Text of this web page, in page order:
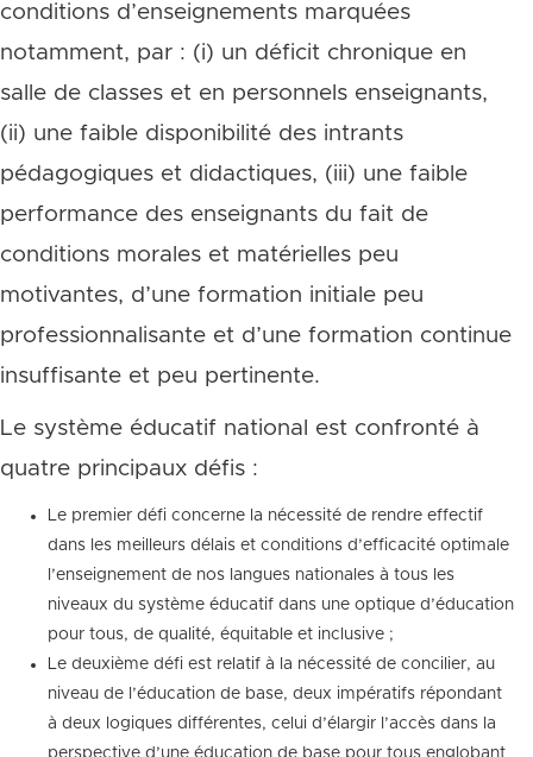
conditions d’enseignements marquées
notamment, par : (i) un déficit chronique en
salle de classes et en personnels enseignants,
(ii) une faible disponibilité des intrants
pédagogiques et didactiques, (iii) une faible
performance des enseignants du fait de
conditions morales et matérielles peu
motivantes, d’une formation initiale peu
professionnalisante et d’une formation continue
insuffisante et peu pertinente.
Le système éducatif national est confronté à
quatre principaux défis :
Le premier défi concerne la nécessité de rendre effectif
dans les meilleurs délais et conditions d’efficacité optimale
l’enseignement de nos langues nationales à tous les
niveaux du système éducatif dans une optique d’éducation
pour tous, de qualité, équitable et inclusive ;
Le deuxième défi est relatif à la nécessité de concilier, au
niveau de l’éducation de base, deux impératifs répondant
à deux logiques différentes, celui d’élargir l’accès dans la
perspective d’une éducation de base pour tous englobant